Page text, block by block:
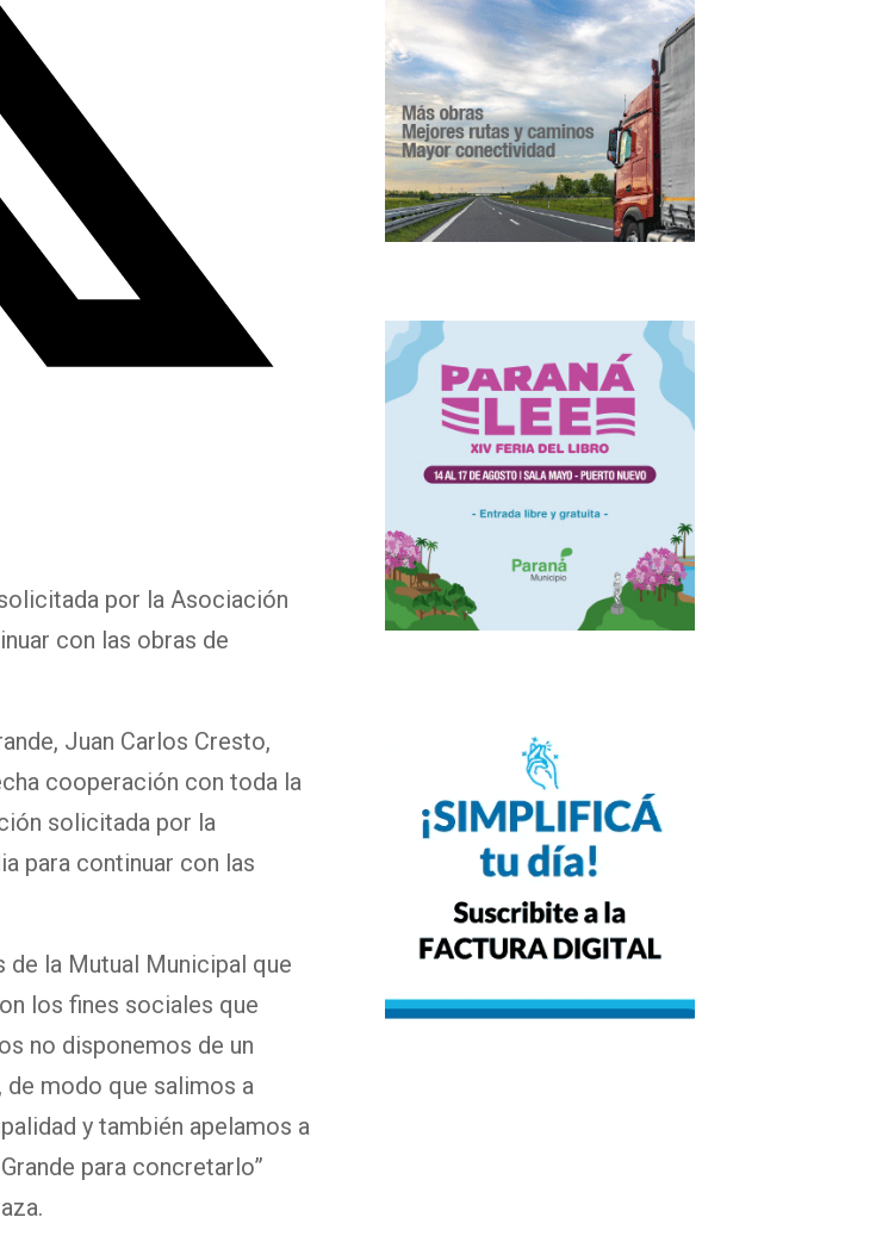
por la Asociación
con las obras de
Juan Carlos Cresto,
cooperación con toda la
solicitada por la
para continuar con las
de la Mutual Municipal que
los fines sociales que
no disponemos de un
modo que salimos a
y también apelamos a
para concretarlo”